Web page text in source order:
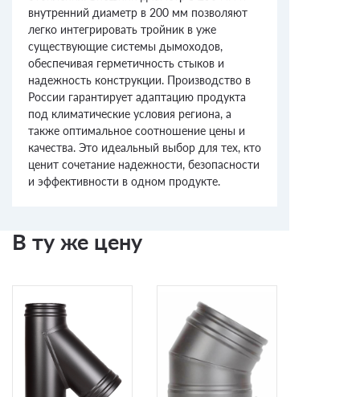
внутренний диаметр в 200 мм позволяют
легко интегрировать тройник в уже
существующие системы дымоходов,
обеспечивая герметичность стыков и
надежность конструкции. Производство в
России гарантирует адаптацию продукта
под климатические условия региона, а
также оптимальное соотношение цены и
качества. Это идеальный выбор для тех, кто
ценит сочетание надежности, безопасности
и эффективности в одном продукте.
В ту же цену